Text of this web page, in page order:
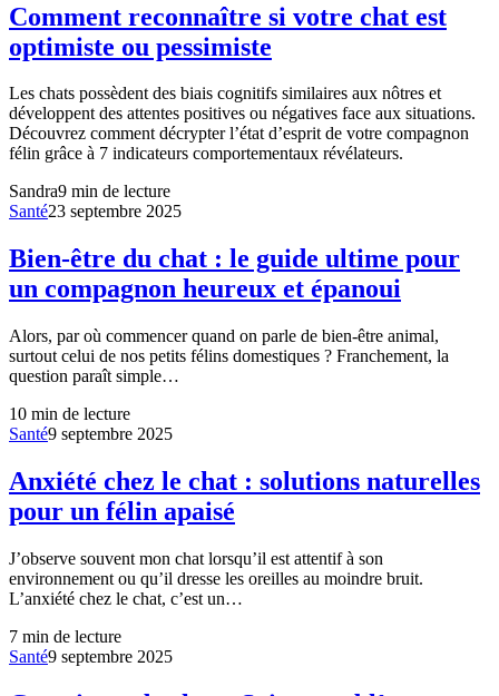
Comment reconnaître si votre chat est
optimiste ou pessimiste
Les chats possèdent des biais cognitifs similaires aux nôtres et
développent des attentes positives ou négatives face aux situations.
Découvrez comment décrypter l’état d’esprit de votre compagnon
félin grâce à 7 indicateurs comportementaux révélateurs.
Sandra9 min de lecture
Santé23 septembre 2025
Bien-être du chat : le guide ultime pour
un compagnon heureux et épanoui
Alors, par où commencer quand on parle de bien-être animal,
surtout celui de nos petits félins domestiques ? Franchement, la
question paraît simple…
10 min de lecture
Santé9 septembre 2025
Anxiété chez le chat : solutions naturelles
pour un félin apaisé
J’observe souvent mon chat lorsqu’il est attentif à son
environnement ou qu’il dresse les oreilles au moindre bruit.
L’anxiété chez le chat, c’est un…
7 min de lecture
Santé9 septembre 2025